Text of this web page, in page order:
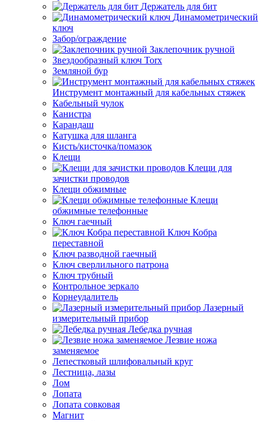
Держатель для бит
Динамометрический
ключ
Забор/ограждение
Заклепочник ручной
Звездообразный ключ Torx
Земляной бур
Инструмент монтажный для кабельных стяжек
Кабельный чулок
Канистра
Карандаш
Катушка для шланга
Кисть/кисточка/помазок
Клещи
Клещи для
зачистки проводов
Клещи обжимные
Клещи
обжимные телефонные
Ключ гаечный
Ключ Кобра
переставной
Ключ разводной гаечный
Ключ сверлильного патрона
Ключ трубный
Контрольное зеркало
Корнеудалитель
Лазерный
измерительный прибор
Лебедка ручная
Лезвие ножа
заменяемое
Лепестковый шлифовальный круг
Лестница, лазы
Лом
Лопата
Лопата совковая
Магнит